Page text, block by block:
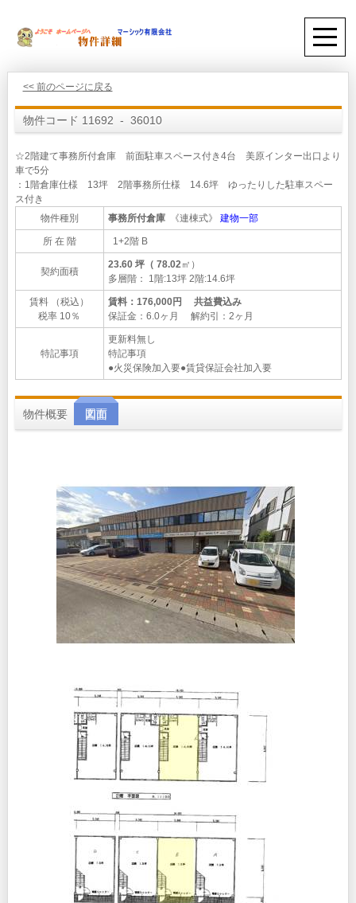
<< 前のページに戻る
物件コード 11692 - 36010
☆2階建て事務所付倉庫 前面駐車スペース付き4台 美原インター出口より
車で5分
：1階倉庫仕様 13坪 2階事務所仕様 14.6坪 ゆったりした駐車スペー
ス付き
物件種別
事務所付倉庫《連棟式》 建物一部
所 在 階 1+2階 B
契約面積
23.60 坪（ 78.02 ㎡）
多層階： 1階:13坪 2階:14.6坪
賃料 （税込）
税率 10％
賃料：176,000円 共益費込み
保証金：6.0ヶ月 解約引：2ヶ月
特記事項
更新料無し
特記事項
●火災保険加入要●賃貸保証会社加入要
物件概要 図面